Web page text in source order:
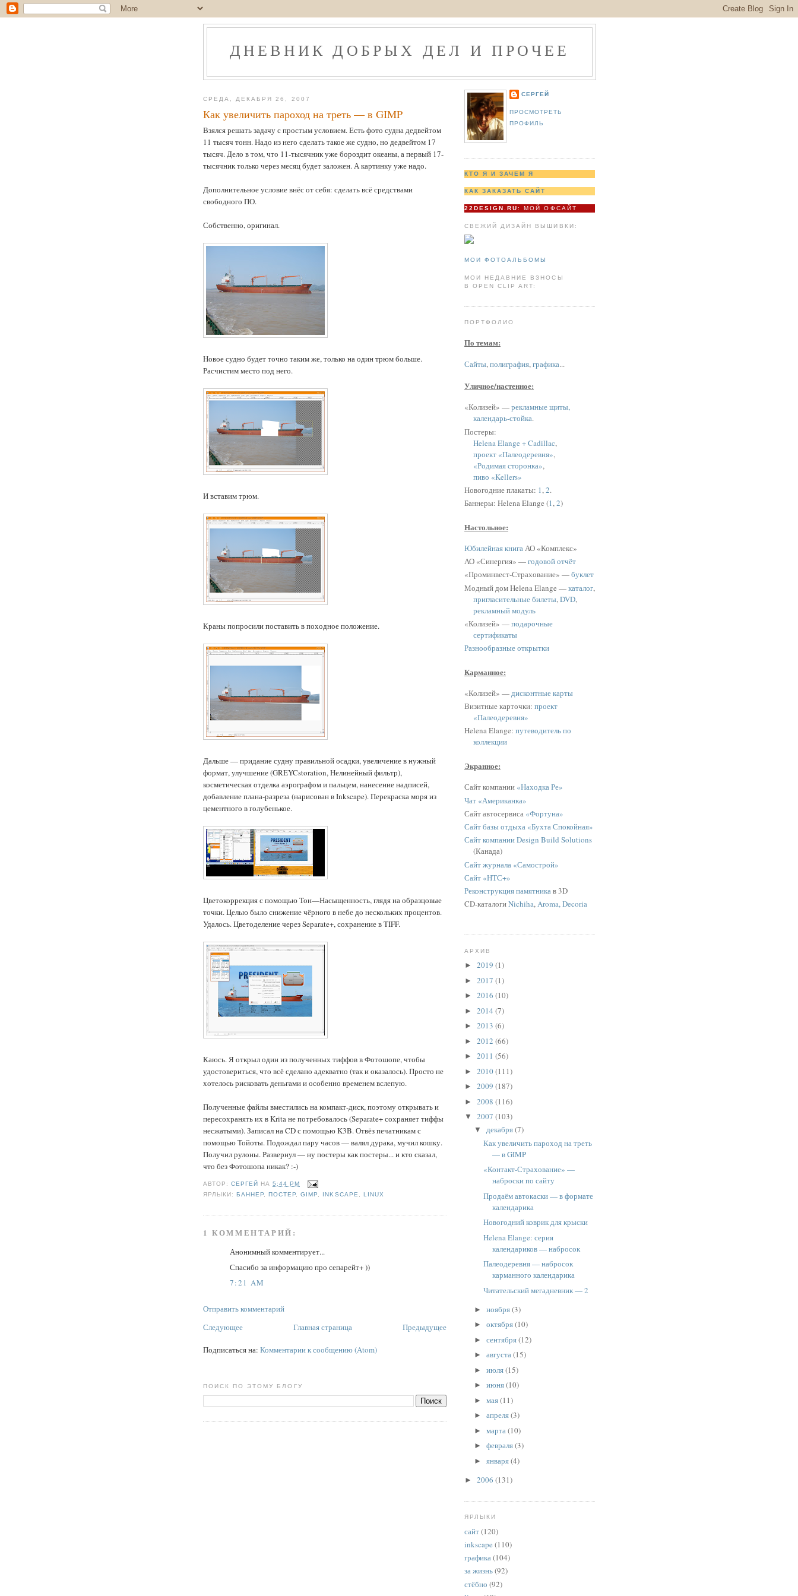
ДНЕВНИК ДОБРЫХ ДЕЛ И ПРОЧЕЕ
СРЕДА, ДЕКАБРЯ 26, 2007
Как увеличить пароход на треть — в GIMP
Взялся решать задачу с простым условием. Есть фото судна дедвейтом
11 тысяч тонн. Надо из него сделать такое же судно, но дедвейтом 17
тысяч. Дело в том, что 11-тысячник уже бороздит океаны, а первый 17-
тысячник только через месяц будет заложен. А картинку уже надо.
Дополнительное условие внёс от себя: сделать всё средствами
свободного ПО.
Собственно, оригинал.
Новое судно будет точно таким же, только на один трюм больше.
Расчистим место под него.
И вставим трюм.
Краны попросили поставить в походное положение.
Дальше — придание судну правильной осадки, увеличение в нужный
формат, улучшение (GREYCstoration, Нелинейный фильтр),
косметическая отделка аэрографом и пальцем, нанесение надписей,
добавление плана-разреза (нарисован в Inkscape). Перекраска моря из
цементного в голубенькое.
Цветокоррекция с помощью Тон—Насыщенность, глядя на образцовые
точки. Целью было снижение чёрного в небе до нескольких процентов.
Удалось. Цветоделение через Separate+, сохранение в TIFF.
Каюсь. Я открыл один из полученных тиффов в Фотошопе, чтобы
удостовериться, что всё сделано адекватно (так и оказалось). Просто не
хотелось рисковать деньгами и особенно временем вслепую.
Полученные файлы вместились на компакт-диск, поэтому открывать и
пересохранять их в Krita не потребовалось (Separate+ сохраняет тиффы
несжатыми). Записал на CD с помощью K3B. Отвёз печатникам с
помощью Тойоты. Подождал пару часов — валял дурака, мучил кошку.
Получил рулоны. Развернул — ну постеры как постеры... и кто сказал,
что без Фотошопа никак? :-)
АВТОР:СЕРГЕЙ НА5:44 PM
ЯРЛЫКИ:БАННЕР ,ПОСТЕР ,GIMP INKSCAPE LINUX
1 КОММЕНТАРИЙ:
Анонимный комментирует...
Спасибо за информацию про сепарейт+ ))
7:21 AM
Отправить комментарий
Следующее
Предыдущее
Главная страница
Подписаться на: Комментарии к сообщению (Atom)
ПОИСК ПО ЭТОМУ БЛОГУ
СЕРГЕЙ
ПРОСМОТРЕТЬ
ПРОФИЛЬ
КТО Я И ЗАЧЕМ Я
КАК ЗАКАЗАТЬ САЙТ
22DESIGN.RU : МОЙ ОФСАЙТ
СВЕЖИЙ ДИЗАЙН ВЫШИВКИ:
МОИ ФОТОАЛЬБОМЫ
МОИ НЕДАВНИЕ ВЗНОСЫ
В OPEN CLIP ART:
ПОРТФОЛИО
По темам:
Сайты,полиграфия,графика...
Уличное/настенное:
«Колизей» —рекламные щиты,
календарь-стойка.
Постеры:
Helena Elange + Cadillac,
проект «Палеодеревня»,
«Родимая сторонка»,
пиво «Kellers»
Новогодние плакаты: 1,2.
Баннеры: Helena Elange (1,2)
Настольное:
Юбилейная книгаАО «Комплекс»
АО «Синергия» —годовой отчёт
«Проминвест-Страхование» —буклет
Модный дом Helena Elange —каталог,
пригласительные билеты,DVD,
рекламный модуль
«Колизей» —подарочные
сертификаты
Разнообразные открытки
Карманное:
«Колизей» —дисконтные карты
Визитные карточки: проект
«Палеодеревня»
Helena Elange: путеводитель по
коллекции
Экранное:
Сайт компании «Находка Ре»
Чат «Американка»
Сайт автосервиса «Фортуна»
Сайт базы отдыха «Бухта Спокойная»
Сайт компании Design Build Solutions
(Канада)
Сайт журнала «Самострой»
Сайт «НТС+»
Реконструкция памятникав 3D
CD-каталогиNichiha,Aroma, Decoria
АРХИВ
► 2019 (1)
► 2017 (1)
► 2016 (10)
► 2014 (7)
► 2013 (6)
► 2012 (66)
► 2011 (56)
► 2010(111)
► 2009 (187)
► 2008 (116)
▼ 2007 (103)
▼ декабря(7)
Как увеличить пароход на треть
— в GIMP
«Контакт-Страхование» —
наброски по сайту
Продаём автокаски — в формате
календарика
Новогодний коврик для крыски
Helena Elange: серия
календариков — набросок
Палеодеревня — набросок
карманного календарика
Читательский мегадневник — 2
► ноября(3)
► октября(10)
► сентября(12)
► августа(15)
► июля(15)
► июня(10)
► мая(11)
► апреля(3)
► марта(10)
► февраля(3)
► января(4)
► 2006 (131)
ЯРЛЫКИ
сайт(120)
inkscape (110)
графика(104)
за жизнь(92)
стёбно (92)